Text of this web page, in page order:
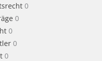
0
0
0
0
0